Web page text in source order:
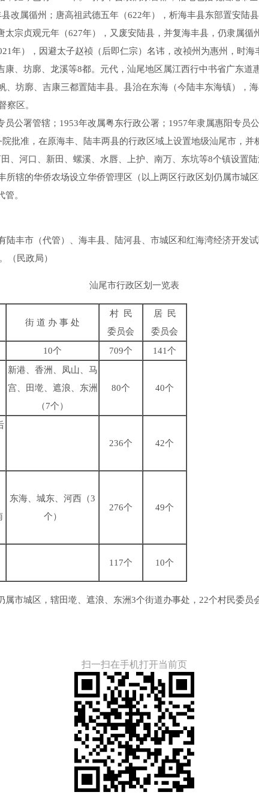
改属循州；唐高祖武德五年（622年），析海丰县东部置安陆
宗贞观元年（627年），又废安陆县，并复海丰县，仍隶属
年），因避太子赵祯（后即仁宗）名讳，改祯州为惠州，时
、坊廓、龙溪等8都。元代，汕尾地区属江西行中书省广东
、坊廓、吉康三都置陆丰县。县治在东海（今陆丰东海镇），
察区。
署管辖；1953年改属粤东行政公署；1957年隶属惠阳专员公
批准，在原海丰、陆丰两县的行政区域上设置地级汕尾市，并
、河口、新田、螺溪、水唇、上护、南万、东坑等8个镇设置
所辖的华侨农场设立华侨管理区（以上两区行政区划仍属市城
。
市（代管）、海丰县、陆河县、市城区和红海湾经济开发试
（民政局）
汕尾市行政区划一览表
街 道 办 事 处
村 民
委员会
居 民
委员会
10个
709个
141个
新港、香洲、凤山、马
宫、田墘、遮浪、东洲
（7个）
80个 40个
236个 42个
东海、城东、河西（3
个）
276个 49个
117个 10个
城区，辖田墘、遮浪、东洲3个街道办事处，22个村民委员
扫一扫在手机打开当前页